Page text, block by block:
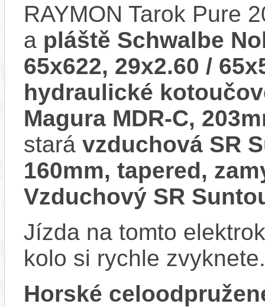
RAYMON Tarok Pure
a pláště Schwalbe
65x622, 29x2.60 /
hydraulické
Magura MDR-C,
stará vzduchová SR
160mm, tapered,
Vzduchový SR
Jízda na tomto
kolo si rychle zvyknete.
Horské